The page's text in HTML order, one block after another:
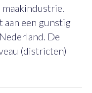
een gunstig
De
(districten)